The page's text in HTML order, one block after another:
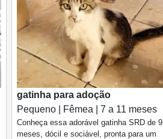
gatinha para adoção
Pequeno | Fêmea | 7 a 11 meses
Conheça essa adorável gatinha SRD de 9
meses, dócil e sociável, pronta para um